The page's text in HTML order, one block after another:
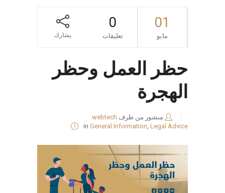
01
مايو
0
تعليقات يشارك
حظر العمل وحظر
الهجرة
منشور من طرف webtech
in General Information, Legal Advice